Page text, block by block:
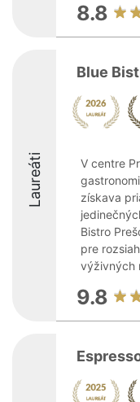
8.8
Laureáti
Blue
V centre
získava
Bistro
pre
výživných
9.8